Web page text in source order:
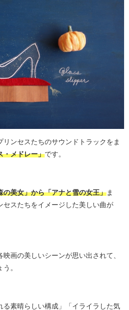
ンセスたちのサウンドトラックをま
・メドレー」です。
の美女」から「アナと雪の女王」 ま
セスたちをイメージした美しい曲が
画の美しいシーンが思い出されて、
。
る素晴らしい構成」「イライラした気